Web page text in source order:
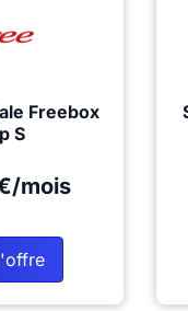
Freebox
S
mois